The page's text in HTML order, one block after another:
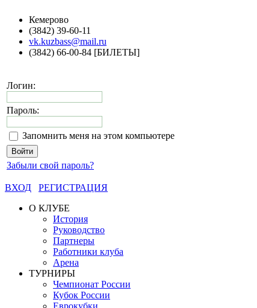
Кемерово
(3842) 39-60-11
vk.kuzbass@mail.ru
(3842) 66-00-84 [БИЛЕТЫ]
Логин:
Пароль:
Запомнить меня на этом компьютере
Забыли свой пароль?
ВХОД
РЕГИСТРАЦИЯ
О КЛУБЕ
История
Руководство
Партнеры
Работники клуба
Арена
ТУРНИРЫ
Чемпионат России
Кубок России
Еврокубки